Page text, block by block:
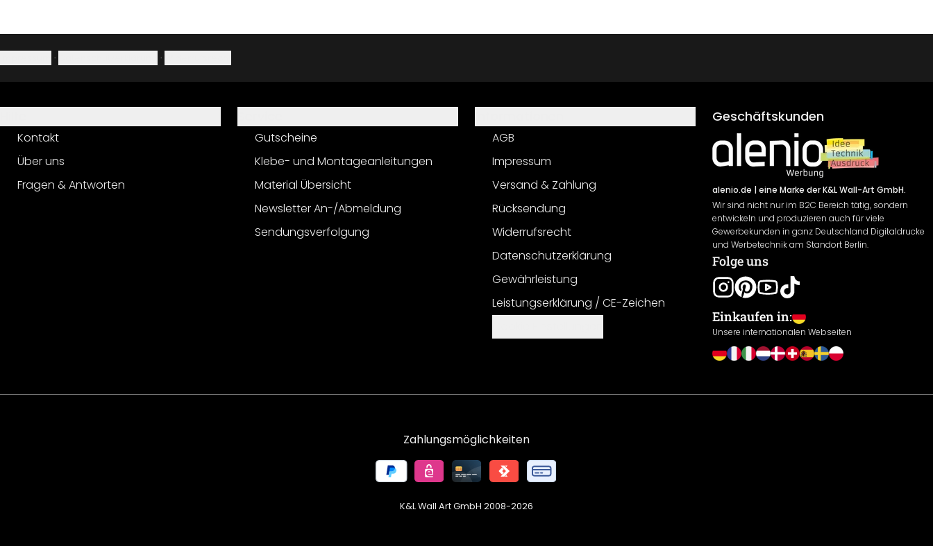
· ·
Kontakt
Über uns
Fragen & Antworten
Gutscheine
Klebe- und Montageanleitungen
Material Übersicht
Newsletter An-/Abmeldung
Sendungsverfolgung
AGB
Impressum
Versand & Zahlung
Rücksendung
Widerrufsrecht
Datenschutzerklärung
Gewährleistung
Leistungserklärung / CE-Zeichen
Geschäftskunden
alenio.de | eine Marke der K&L Wall-Art GmbH.
Wir sind nicht nur im B2C Bereich tätig, sondern
entwickeln und produzieren auch für viele
Gewerbekunden in ganz Deutschland Digitaldrucke
und Werbetechnik am Standort Berlin.
Folge uns
Einkaufen in:
Unsere internationalen Webseiten
Zahlungsmöglichkeiten
K&L Wall Art GmbH 2008-2026